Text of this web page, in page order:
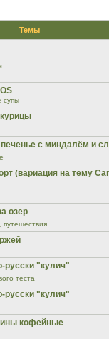
Темы
супы
печенье с миндалём и
(вариация на тему
озер
путешествия
русски "кулич"
теста
русски "кулич"
кофейные